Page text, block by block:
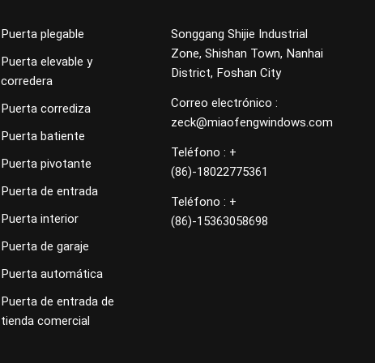
Puerta plegable
Puerta elevable y
corredera
Puerta corrediza
Puerta batiente
Puerta pivotante
Puerta de entrada
Puerta interior
Puerta de garaje
Puerta automática
Puerta de entrada de
tienda comercial
Songgang Shijie Industrial
Zone, Shishan Town, Nanhai
District, Foshan City
Correo electrónico :
zeck@miaofengwindows.com
Teléfono : +
(86)-18022775361
Teléfono : +
(86)-15363058698